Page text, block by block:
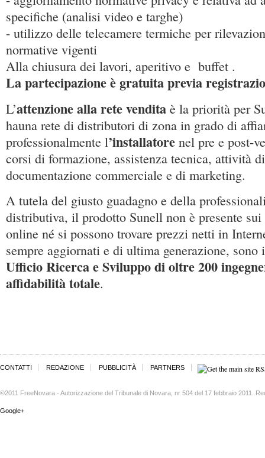
specifiche (analisi video e targhe)
- utilizzo delle telecamere termiche per
normative vigenti
Alla chiusura dei lavori, aperitivo e buffet .
La partecipazione è gratuita previa
L’attenzione alla rete vendita è la priorità per
hauna rete di distributori di zona in grado di
professionalmente l’installatore nel pre e post-
corsi di formazione, assistenza tecnica, attività
documentazione commerciale e di marketing.
A tutela del giusto guadagno e della
distributiva, il prodotto Sunell non è presente
online né si possono trovare prezzi netti in
sempre aggiornati e di ultima generazione,
Ufficio Ricerca e Sviluppo di oltre 200
affidabilità totale.
CONTATTI REDAZIONE PUBBLICITÀ PARTNERS
©2011 FreeNovara - Autorizzazione del Tribunale di Novara, nr 504 del 17 febbraio 2011.
Google+